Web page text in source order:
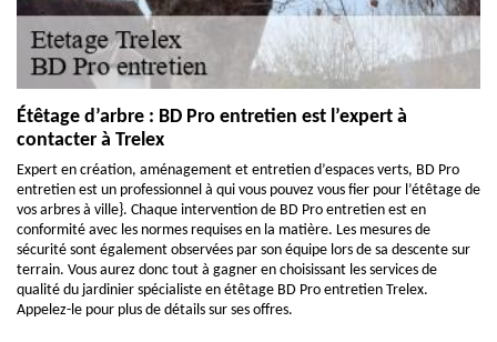
Étêtage d’arbre : BD Pro entretien est l’expert à
contacter à Trelex
Expert en création, aménagement et entretien d’espaces verts, BD Pro
entretien est un professionnel à qui vous pouvez vous fier pour l’étêtage de
vos arbres à ville}. Chaque intervention de BD Pro entretien est en
conformité avec les normes requises en la matière. Les mesures de
sécurité sont également observées par son équipe lors de sa descente sur
terrain. Vous aurez donc tout à gagner en choisissant les services de
qualité du jardinier spécialiste en étêtage BD Pro entretien Trelex.
Appelez-le pour plus de détails sur ses offres.